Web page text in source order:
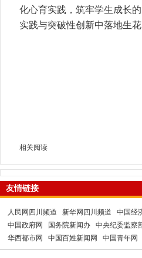
化心育实践，筑牢学生成长
实践与突破性创新中落地生花
相关阅读
友情链接
人民网四川频道 新华网四川频道 中国经
中国政府网
国务院新闻办 中央纪委监察
华西都市网
中国百姓新闻网 中国青年网